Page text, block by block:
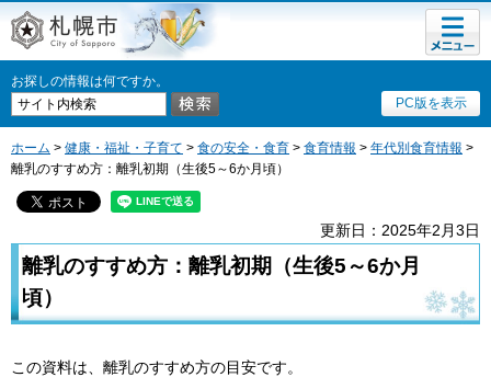
札幌市
お探しの情報は何ですか。
PC版を表示
メニュ
ー
ホーム > 健康・福祉・子育て > 食の安全・食育 > 食育情報 > 年代別食育情報 >
離乳のすすめ方：離乳初期（生後5～6か月頃）
更新日：2025年2月3日
離乳のすすめ方：離乳初期（生後5～6か月
頃）
この資料は、離乳のすすめ方の目安です。